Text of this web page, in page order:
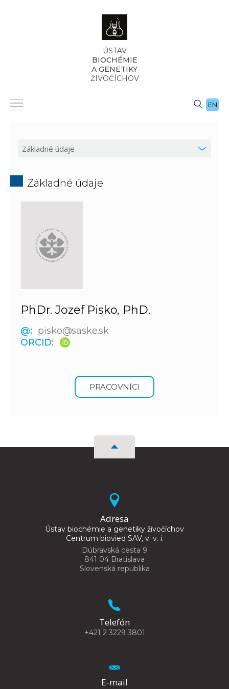
ÚSTAV
BIOCHÉMIE
A GENETIKY
ŽIVOČÍCHOV
EN
Základné údaje
PhDr. Jozef Pisko, PhD.
@: pisko@saske.sk
ORCID:
PRACOVNÍCI
Adresa
Ústav biochémie a genetiky živočíchov
Centrum biovied SAV, v. v. i.
Dúbravská cesta 9
841 04 Bratislava
Slovenská republika
Telefón
+421 2 3229 3801
E-mail